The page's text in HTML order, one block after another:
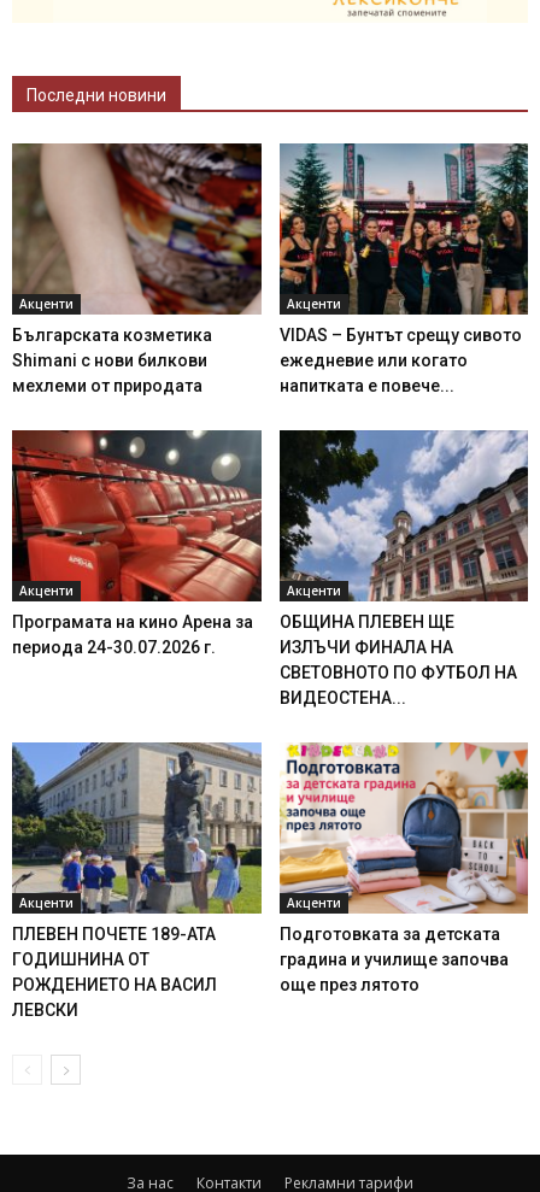
Последни новини
Акценти
Българската козметика
Shimani с нови билкови
мехлеми от природата
Акценти
VIDAS – Бунтът срещу сивото
ежедневие или когато
напитката е повече...
Акценти
Програмата на кино Арена за
периода 24-30.07.2026 г.
Акценти
ОБЩИНА ПЛЕВЕН ЩЕ
ИЗЛЪЧИ ФИНАЛА НА
СВЕТОВНОТО ПО ФУТБОЛ НА
ВИДЕОСТЕНА...
Акценти
ПЛЕВЕН ПОЧЕТЕ 189-АТА
ГОДИШНИНА ОТ
РОЖДЕНИЕТО НА ВАСИЛ
ЛЕВСКИ
Акценти
Подготовката за детската
градина и училище започва
още през лятото
За нас Контакти Рекламни тарифи